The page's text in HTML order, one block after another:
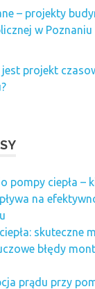
– projekty
w Poznaniu
projekt
pompy ciepła –
na
skuteczne
błędy
prądu przy